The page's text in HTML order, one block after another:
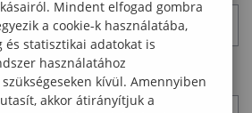
*
Mindent elfogad gombra
a cookie-k használatába,
és statisztikai adatokat is
használatához
kívül. Amennyiben
akkor átirányítjuk a